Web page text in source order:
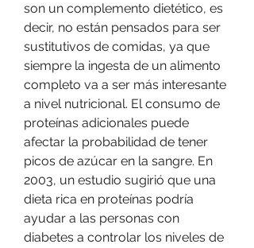
son un complemento dietético, es
decir, no están pensados para ser
sustitutivos de comidas, ya que
siempre la ingesta de un alimento
completo va a ser más interesante
a nivel nutricional. El consumo de
proteínas adicionales puede
afectar la probabilidad de tener
picos de azúcar en la sangre. En
2003, un estudio sugirió que una
dieta rica en proteínas podría
ayudar a las personas con
diabetes a controlar los niveles de